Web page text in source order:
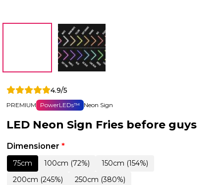
4.9/5
PREMIUM PowerLEDs™ Neon Sign
LED Neon Sign Fries before guys
Dimensioner *
75cm 100cm (72%)
150cm (154%)
200cm (245%)
250cm (380%)